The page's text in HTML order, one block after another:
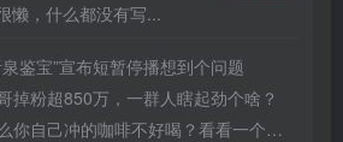
懒，什么都没有写...
泉鉴宝”宣布短暂停播想到个问题
掉粉超850万，一群人瞎起劲个啥？
自己冲的咖啡不好喝？看看一个自媒体博主的分享